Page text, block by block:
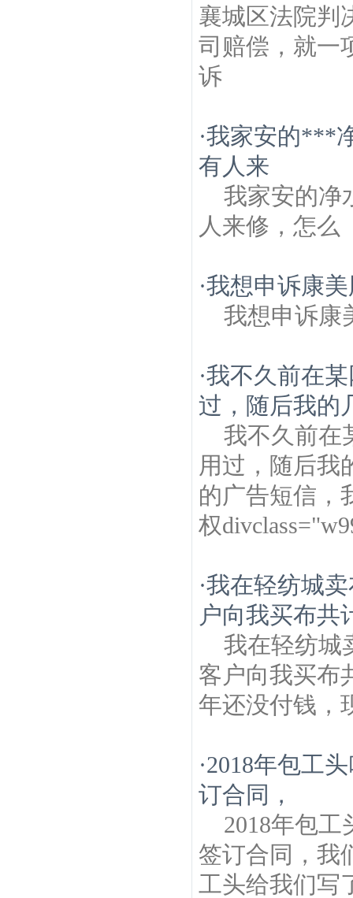
襄城区法院判
司赔偿，就一
诉
·我家安的***
有人来
我家安的净
人来修，怎么
·我想申诉康
我想申诉康
·我不久前在
过，随后我的
我不久前在
用过，随后我
的广告短信，
权
·我在轻纺城
户向我买布共
我在轻纺城
客户向我买布
年还没付钱，
·2018年包工
订合同，
2018年包
签订合同，我
工头给我们写